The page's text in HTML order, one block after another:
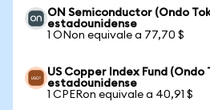
ON Semiconductor (Ondo
estadounidense
1 ONon equivale a 77,70 $
US Copper Index Fund
estadounidense
1 CPERon equivale a 40,91 $